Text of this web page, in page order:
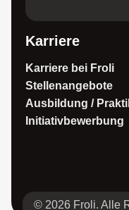
Karriere
Karriere bei Froli
Stellenangebote
Ausbildung /
Initiativbewerbung
© 2026 Froli. Alle